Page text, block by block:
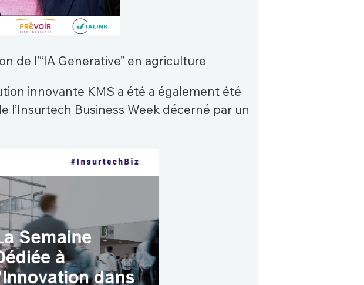
de l’“IA Generative” en agriculture
innovante KMS a été a également été
l’Insurtech Business Week décerné par un